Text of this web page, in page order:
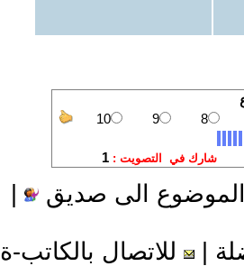
الى صديق
للاتصال بالكاتب-ة